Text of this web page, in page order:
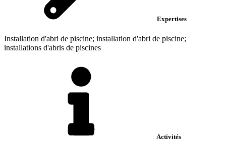
Expertises
Installation d'abri de piscine; installation d'abri de piscine;
installations d'abris de piscines
Activités